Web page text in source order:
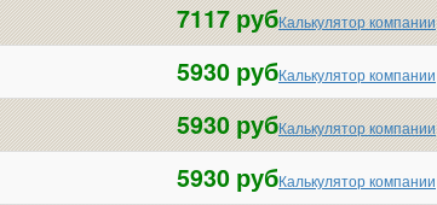
7117 рубКалькулятор компании
5930 рубКалькулятор компании
5930 рубКалькулятор компании
5930 рубКалькулятор компании